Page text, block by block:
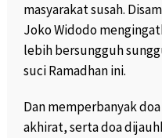
masyarakat susah.
Joko Widodo
lebih bersungguh
suci Ramadhan ini.
Dan memperbanyak
akhirat, serta doa